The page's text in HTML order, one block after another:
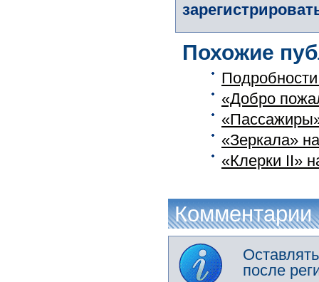
Похожие
«Добро
«Зеркала»
«Клерки II»
Комментарии
после